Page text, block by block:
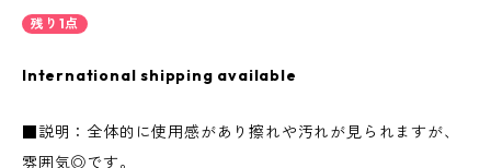
残り1点
International shipping available
■説明：全体的に使用感があり擦れや汚れが見られますが、
雰囲気◎です。